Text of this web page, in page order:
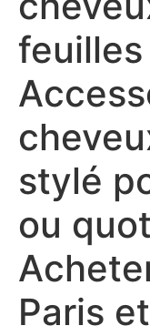
stylé
ou
Paris